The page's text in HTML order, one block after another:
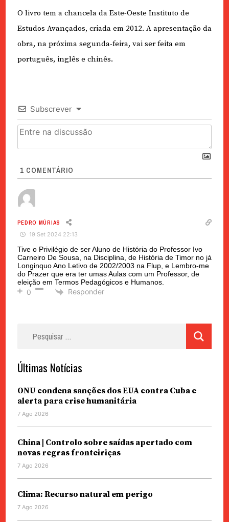
O livro tem a chancela da Este-Oeste Instituto de
Estudos Avançados, criada em 2012. A apresentação da
obra, na próxima segunda-feira, vai ser feita em
português, inglês e chinês.
Subscrever
1 COMENTÁRIO
PEDRO MÚRIAS
19 Set 2024 22:13
Tive o Privilégio de ser Aluno de História do Professor Ivo
Carneiro De Sousa, na Disciplina, de História de Timor no já
Longinquo Ano Letivo de 2002/2003 na Flup, e Lembro-me
do Prazer que era ter umas Aulas com um Professor, de
eleição em Termos Pedagógicos e Humanos.
0 Responder
Últimas Notícias
ONU condena sanções dos EUA contra Cuba e
alerta para crise humanitária
7 Ago 2026
China | Controlo sobre saídas apertado com
novas regras fronteiriças
7 Ago 2026
Clima: Recurso natural em perigo
7 Ago 2026